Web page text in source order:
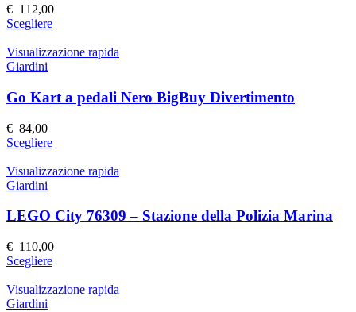
possono
scelte
nella
pagina
€ 112,00
ScegliereQuesto
ha
Le
opzioni
scelte
nella
pagina
prodotto
Visualizzazione rapida
Giardini
Go Kart a pedali Nero BigBuy Divertimento
€ 84,00
ScegliereQuesto
ha
Le
opzioni
possono
scelte
nella
pagina
Visualizzazione rapida
Giardini
LEGO City 76309 – Stazione della Polizia Marina
€ 110,00
ScegliereQuesto
ha
Visualizzazione rapida
Giardini